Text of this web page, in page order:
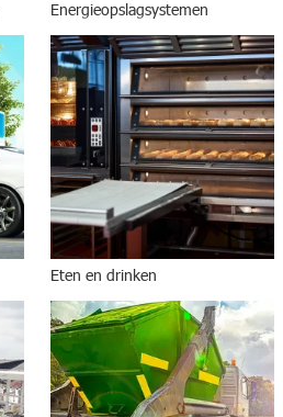
Energieopslagsystemen
Eten en drinken